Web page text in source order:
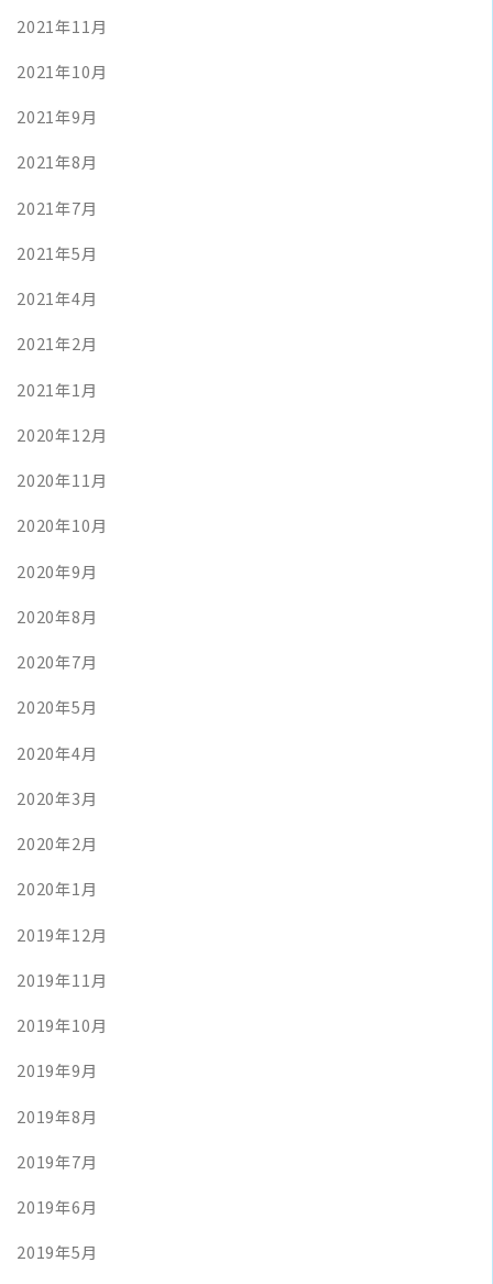
2021年11月
2021年10月
2021年9月
2021年8月
2021年7月
2021年5月
2021年4月
2021年2月
2021年1月
2020年12月
2020年11月
2020年10月
2020年9月
2020年8月
2020年7月
2020年5月
2020年4月
2020年3月
2020年2月
2020年1月
2019年12月
2019年11月
2019年10月
2019年9月
2019年8月
2019年7月
2019年6月
2019年5月